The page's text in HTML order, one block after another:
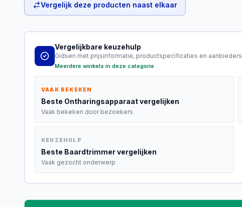
Vergelijk deze producten naast elkaar
Vergelijkbare keuzehulp
Gidsen met prijsinformatie, productspecificaties en aanbieders
Meerdere winkels in deze categorie
VAAK BEKEKEN
Beste Ontharingsapparaatvergelijken
Vaak bekeken door bezoekers
KEUZEHULP
Beste Baardtrimmervergelijken
Vaak gezocht onderwerp